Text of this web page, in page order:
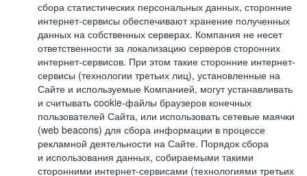
сбора статистических персональных данных, сторонние
интернет-сервисы обеспечивают хранение полученных
данных на собственных серверах. Компания не несет
ответственности за локализацию серверов сторонних
интернет-сервисов. При этом такие сторонние интернет-
сервисы (технологии третьих лиц), установленные на
Сайте и используемые Компанией, могут устанавливать
и считывать cookie-файлы браузеров конечных
пользователей Сайта, или использовать сетевые маячки
(web beacons) для сбора информации в процессе
рекламной деятельности на Сайте. Порядок сбора
и использования данных, собираемыми такими
сторонними интернет-сервисами (технологиями третьих